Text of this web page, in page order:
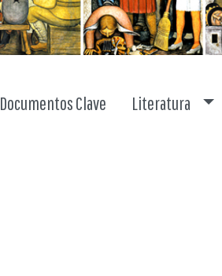
Documentos Clave Literatura